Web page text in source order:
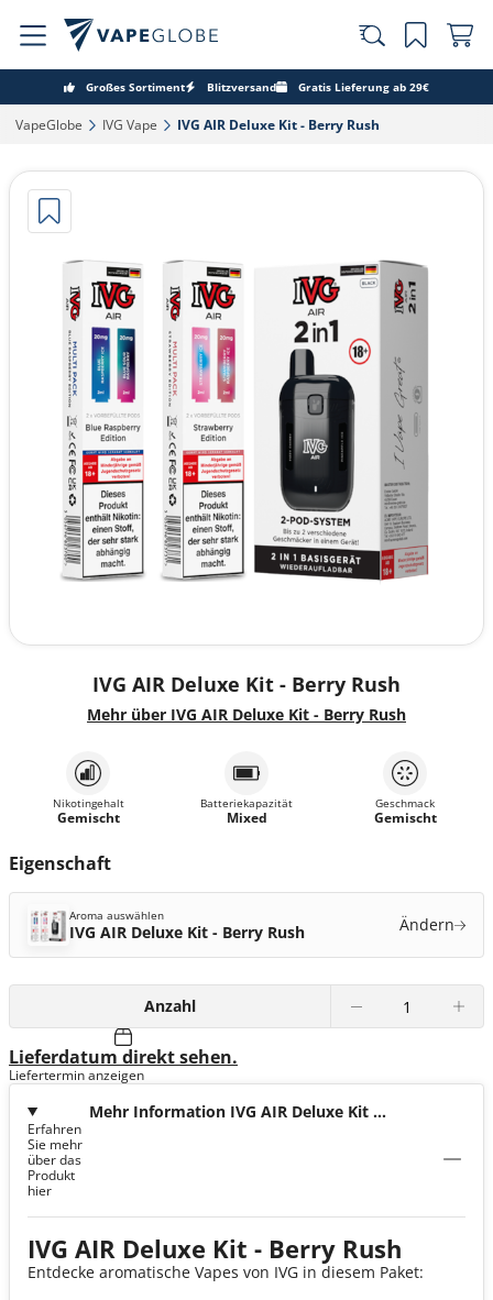
Großes Sortiment Blitzversand Gratis Lieferung ab 29€
VapeGlobe‎ IVG Vape‎ IVG AIR Deluxe Kit - Berry Rush‎
IVG AIR Deluxe Kit - Berry Rush
Mehr über IVG AIR Deluxe Kit - Berry Rush
Nikotingehalt
Gemischt
Batteriekapazität
Mixed
Geschmack
Gemischt
Eigenschaft
Aroma auswählen
IVG AIR Deluxe Kit - Berry Rush Ändern
Anzahl
Lieferdatum direkt sehen.
Liefertermin anzeigen
Mehr Information IVG AIR Deluxe Kit -
Erfahren
Sie mehr
über das
Produkt
hier
IVG AIR Deluxe Kit - Berry Rush
Entdecke aromatische Vapes von IVG in diesem Paket: